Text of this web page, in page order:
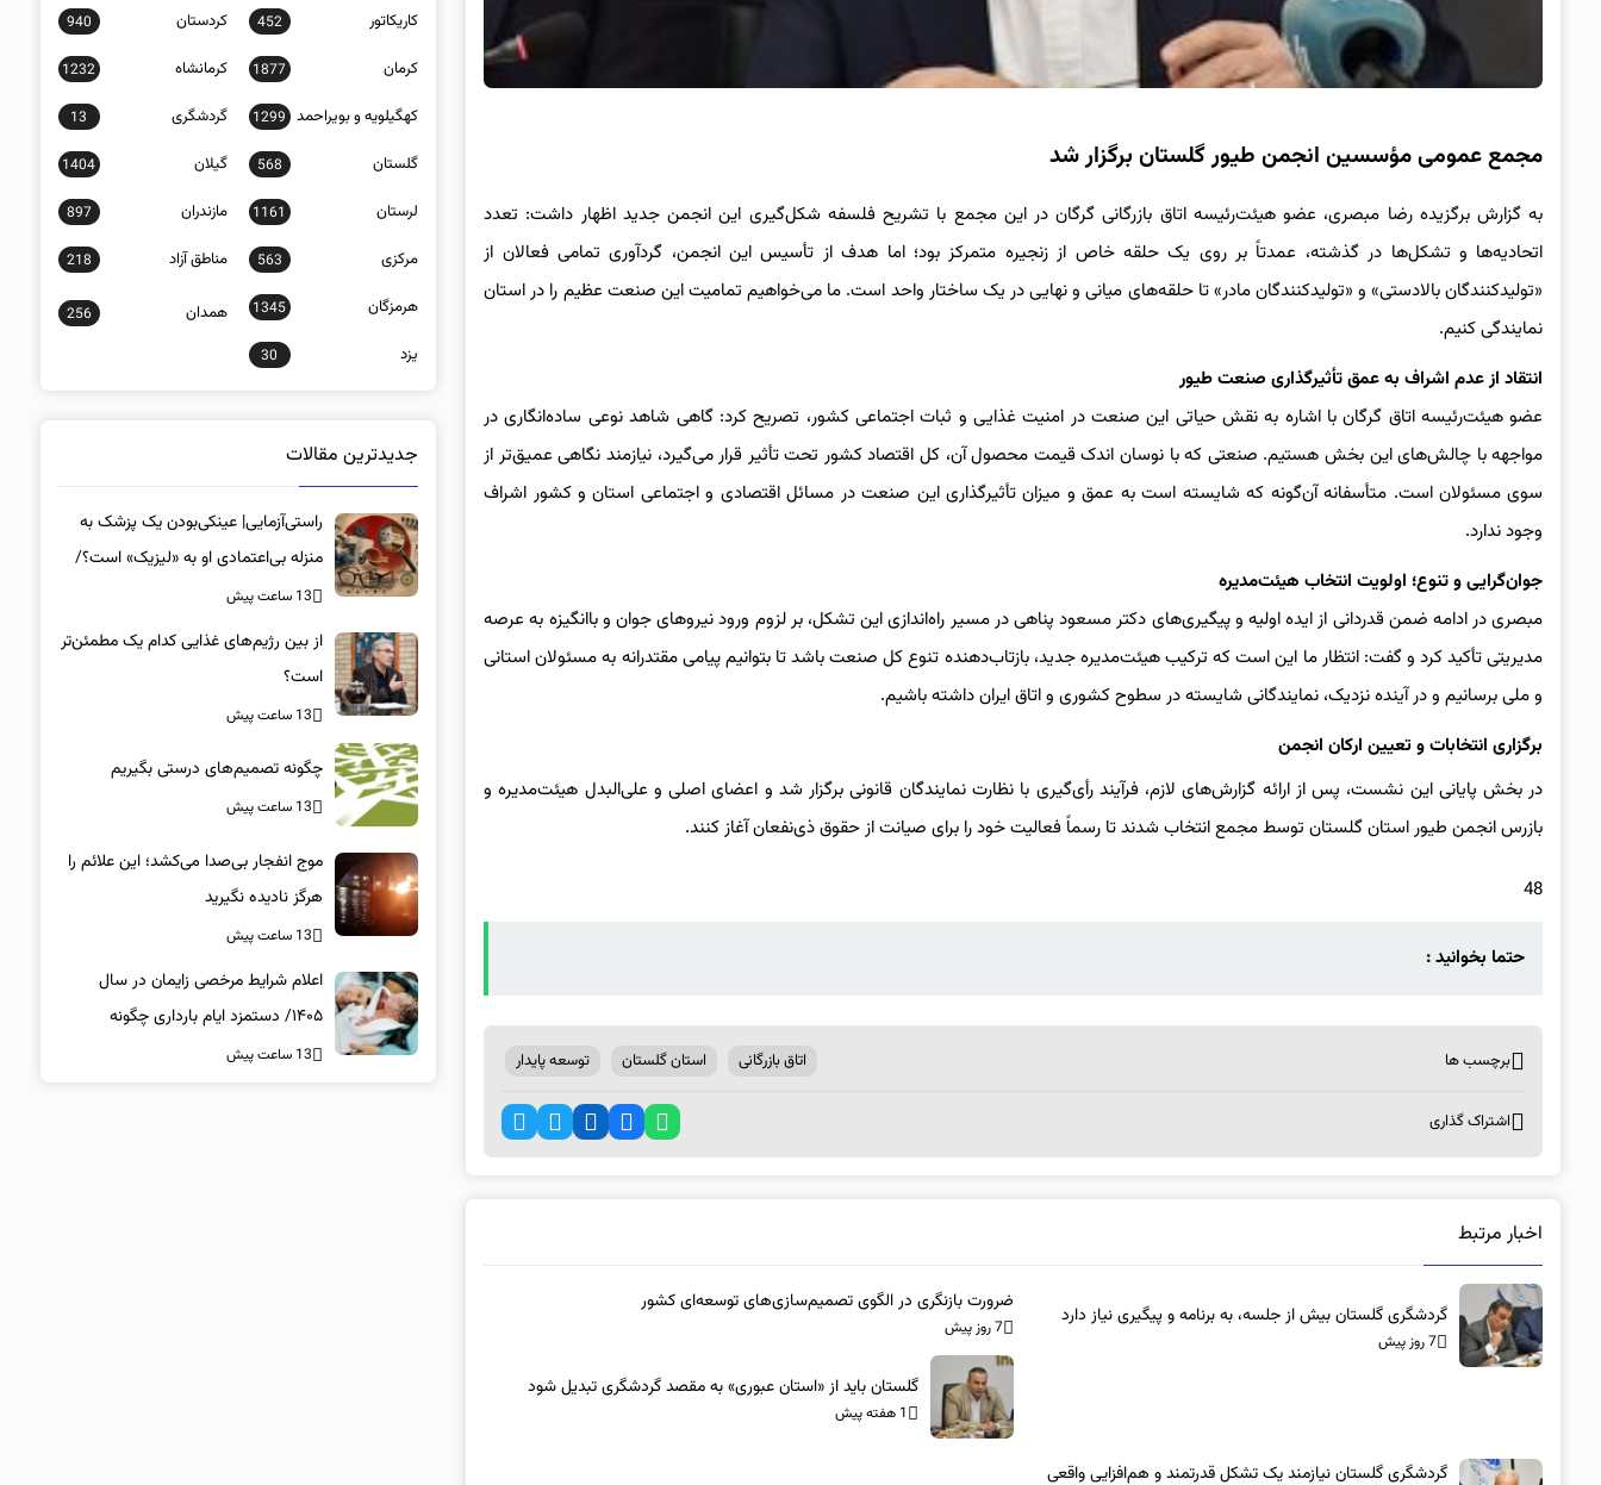
مجمع عمومی مؤسسین انجمن طیور گلستان برگزار شد
به گزارش برگزیده رضا مبصری، عضو هیئت‌رئیسه اتاق بازرگانی گرگان در این مجمع با تشریح فلسفه شکل‌گیری این انجمن جدید اظهار داشت: تعدد
اتحادیه‌ها و تشکل‌ها در گذشته، عمدتاً بر روی یک حلقه خاص از زنجیره متمرکز بود؛ اما هدف از تأسیس این انجمن، گردآوری تمامی فعالان از
«تولیدکنندگان بالادستی» و «تولیدکنندگان مادر» تا حلقه‌های میانی و نهایی در یک ساختار واحد است. ما می‌خواهیم تمامیت این صنعت عظیم را در استان
نمایندگی کنیم.
انتقاد از عدم اشراف به عمق تأثیرگذاری صنعت طیور
عضو هیئت‌رئیسه اتاق گرگان با اشاره به نقش حیاتی این صنعت در امنیت غذایی و ثبات اجتماعی کشور، تصریح کرد: گاهی شاهد نوعی ساده‌انگاری در
مواجهه با چالش‌های این بخش هستیم. صنعتی که با نوسان اندک قیمت محصول آن، کل اقتصاد کشور تحت تأثیر قرار می‌گیرد، نیازمند نگاهی عمیق‌تر از
سوی مسئولان است. متأسفانه آن‌گونه که شایسته است به عمق و میزان تأثیرگذاری این صنعت در مسائل اقتصادی و اجتماعی استان و کشور اشراف
وجود ندارد.
جوان‌گرایی و تنوع؛ اولویت انتخاب هیئت‌مدیره
مبصری در ادامه ضمن قدردانی از ایده اولیه و پیگیری‌های دکتر مسعود پناهی در مسیر راه‌اندازی این تشکل، بر لزوم ورود نیروهای جوان و باانگیزه به عرصه
مدیریتی تأکید کرد و گفت: انتظار ما این است که ترکیب هیئت‌مدیره جدید، بازتاب‌دهنده تنوع کل صنعت باشد تا بتوانیم پیامی مقتدرانه به مسئولان استانی
و ملی برسانیم و در آینده نزدیک، نمایندگانی شایسته در سطوح کشوری و اتاق ایران داشته باشیم.
برگزاری انتخابات و تعیین ارکان انجمن
در بخش پایانی این نشست، پس از ارائه گزارش‌های لازم، فرآیند رأی‌گیری با نظارت نمایندگان قانونی برگزار شد و اعضای اصلی و علی‌البدل هیئت‌مدیره و
بازرس انجمن طیور استان گلستان توسط مجمع انتخاب شدند تا رسماً فعالیت خود را برای صیانت از حقوق ذی‌نفعان آغاز کنند.
48
حتما بخوانید :
برچسب ها اتاق بازرگانی استان گلستان توسعه پایدار
اشتراک گذاری
اخبار مرتبط
گردشگری گلستان بیش از جلسه، به برنامه و پیگیری نیاز دارد
7 روز پیش
ضرورت بازنگری در الگوی تصمیم‌سازی‌های توسعه‌ای کشور
7 روز پیش
گلستان باید از «استان عبوری» به مقصد گردشگری تبدیل شود
1 هفته پیش
گردشگری گلستان نیازمند یک تشکل قدرتمند و هم‌افزایی واقعی
کاریکاتور 452 کردستان 940
کرمان 1877 کرمانشاه 1232
کهگیلویه و بویراحمد 1299 گردشگری 13
گلستان 568 گیلان 1404
لرستان 1161 مازندران 897
مرکزی 563 مناطق آزاد 218
هرمزگان 1345 همدان 256
یزد 30
جدیدترین مقالات
راستی‌آزمایی| عینکی‌بودن یک پزشک به
منزله بی‌اعتمادی او به «لیزیک» است؟/
جراحان، چشم فرزندان خود را لیزیک
می‌کنند؟
13 ساعت پیش
از بین رژیم‌های غذایی کدام یک مطمئن‌تر
است؟‌
13 ساعت پیش
چگونه تصمیم‌های درستی بگیریم
13 ساعت پیش
موج انفجار بی‌صدا می‌کشد؛ این علائم را
هرگز نادیده نگیرید
13 ساعت پیش
اعلام شرایط مرخصی زایمان در سال
۱۴۰۵/ دستمزد ایام بارداری چگونه
پرداخت می‌شود؟
13 ساعت پیش